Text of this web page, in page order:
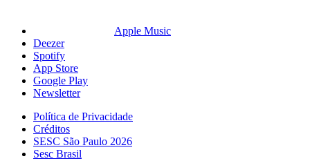
Apple Music
Deezer
Spotify
App Store
Google Play
Newsletter
Política de Privacidade
Créditos
SESC São Paulo 2026
Sesc Brasil